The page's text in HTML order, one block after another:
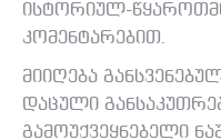
ისტორიულ-
კომენტარებით.
მიიღება
დაცული
გამოუქვეყნებელი